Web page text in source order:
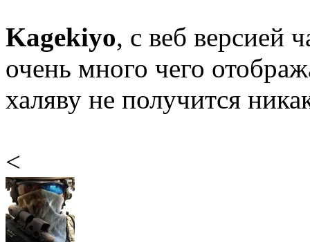
Kagekiyo, с веб версией
очень много чего
халяву не получится
<